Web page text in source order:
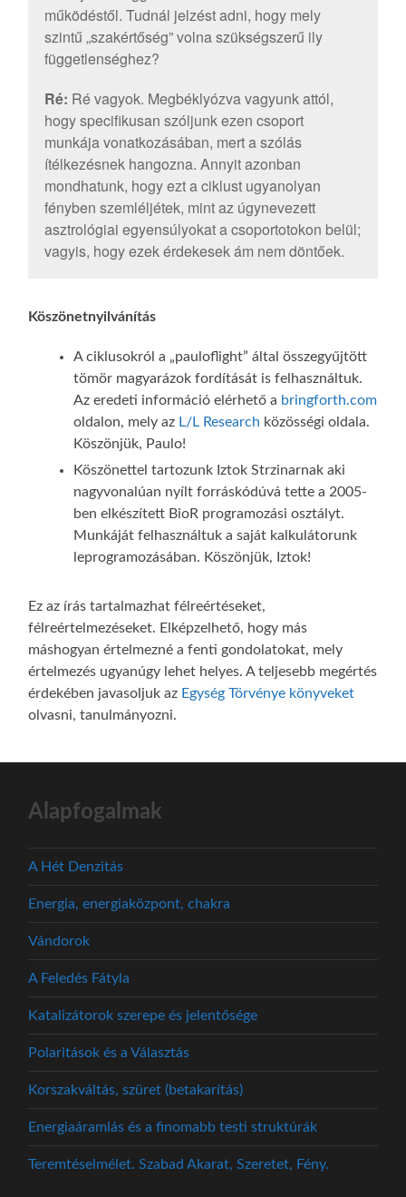
működéstől. Tudnál jelzést adni, hogy mely
szintű „szakértőség” volna szükségszerű ily
függetlenséghez?
Ré: Ré vagyok. Megbéklyózva vagyunk attól,
hogy specifikusan szóljunk ezen csoport
munkája vonatkozásában, mert a szólás
ítélkezésnek hangozna. Annyit azonban
mondhatunk, hogy ezt a ciklust ugyanolyan
fényben szemléljétek, mint az úgynevezett
asztrológiai egyensúlyokat a csoportotokon belül;
vagyis, hogy ezek érdekesek ám nem döntőek.
Köszönetnyilvánítás
A ciklusokról a „pauloflight” által összegyűjtött
tömör magyarázok fordítását is felhasználtuk.
Az eredeti információ elérhető a bringforth.com
oldalon, mely az L/L Research közösségi oldala.
Köszönjük, Paulo!
Köszönettel tartozunk Iztok Strzinarnak aki
nagyvonalúan nyílt forráskódúvá tette a 2005-
ben elkészített BioR programozási osztályt.
Munkáját felhasználtuk a saját kalkulátorunk
leprogramozásában. Köszönjük, Iztok!
Ez az írás tartalmazhat félreértéseket,
félreértelmezéseket. Elképzelhető, hogy más
máshogyan értelmezné a fenti gondolatokat, mely
értelmezés ugyanúgy lehet helyes. A teljesebb megértés
érdekében javasoljuk az Egység Törvénye könyveket
olvasni, tanulmányozni.
Alapfogalmak
A Hét Denzitás
Energia, energiaközpont, chakra
Vándorok
A Feledés Fátyla
Katalizátorok szerepe és jelentősége
Polaritások és a Választás
Korszakváltás, szüret (betakarítás)
Energiaáramlás és a finomabb testi struktúrák
Teremtéselmélet. Szabad Akarat, Szeretet, Fény.